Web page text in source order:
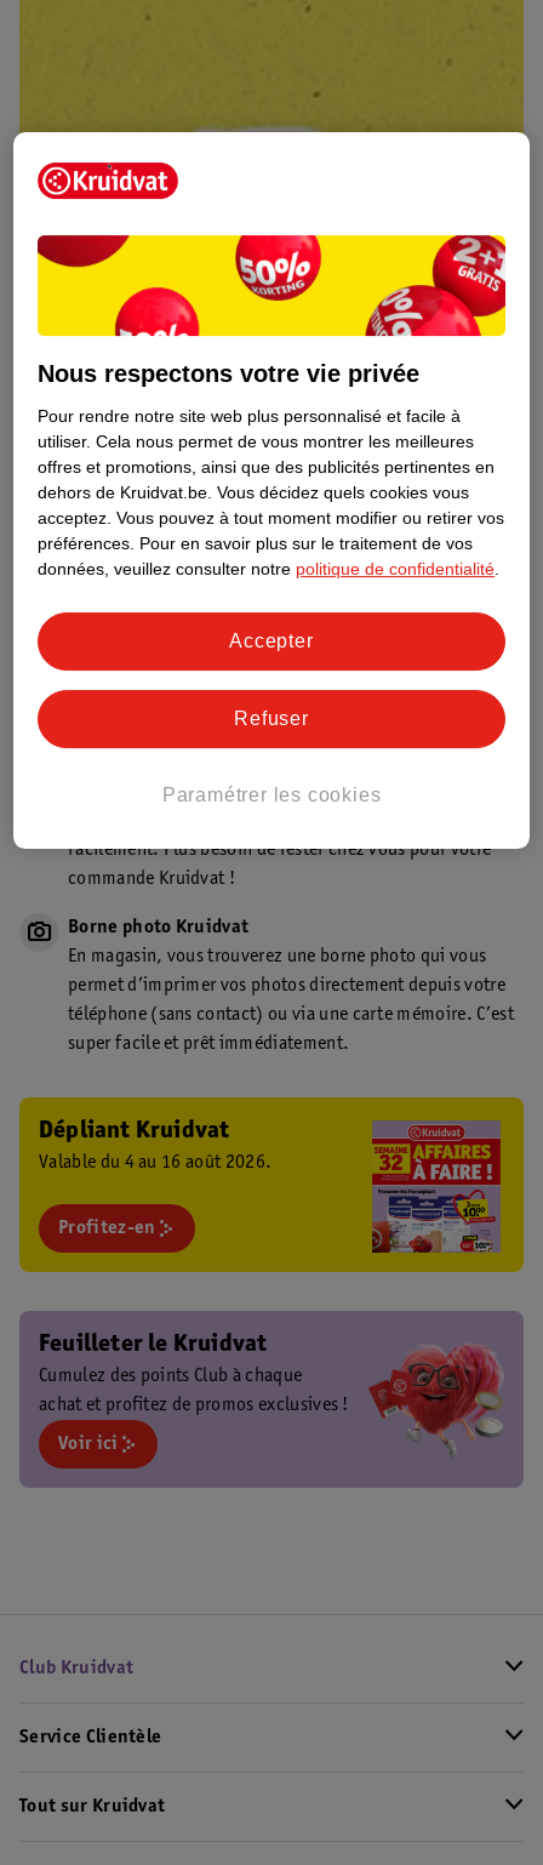
Découvrez dès maintenant l’impact
de marque Kruidvat préférés !
Aussi dans ce magasin
Point de retrait Kruidvat.be
facilement. Plus besoin de rester chez vous pour votre
commande Kruidvat !
Borne photo Kruidvat
En magasin, vous trouverez une borne photo qui vous
permet d’imprimer vos photos directement depuis votre
téléphone (sans contact) ou via une carte mémoire. C’est
super facile et prêt immédiatement.
Dépliant Kruidvat
Valable du 4 au 16 août 2026.
Profitez-en
Feuilleter le Kruidvat
Cumulez des points Club à chaque
achat et profitez de promos exclusives !
Voir ici
Club Kruidvat
Service Clientèle
Tout sur Kruidvat
Nous respectons votre vie privée
Pour rendre notre site web plus personnalisé et facile à
utiliser. Cela nous permet de vous montrer les meilleures
offres et promotions, ainsi que des publicités pertinentes en
dehors de Kruidvat.be. Vous décidez quels cookies vous
acceptez. Vous pouvez à tout moment modifier ou retirer vos
préférences. Pour en savoir plus sur le traitement de vos
données, veuillez consulter notre politique de confidentialité.
Paramétrer les cookies
Refuser
Accepter